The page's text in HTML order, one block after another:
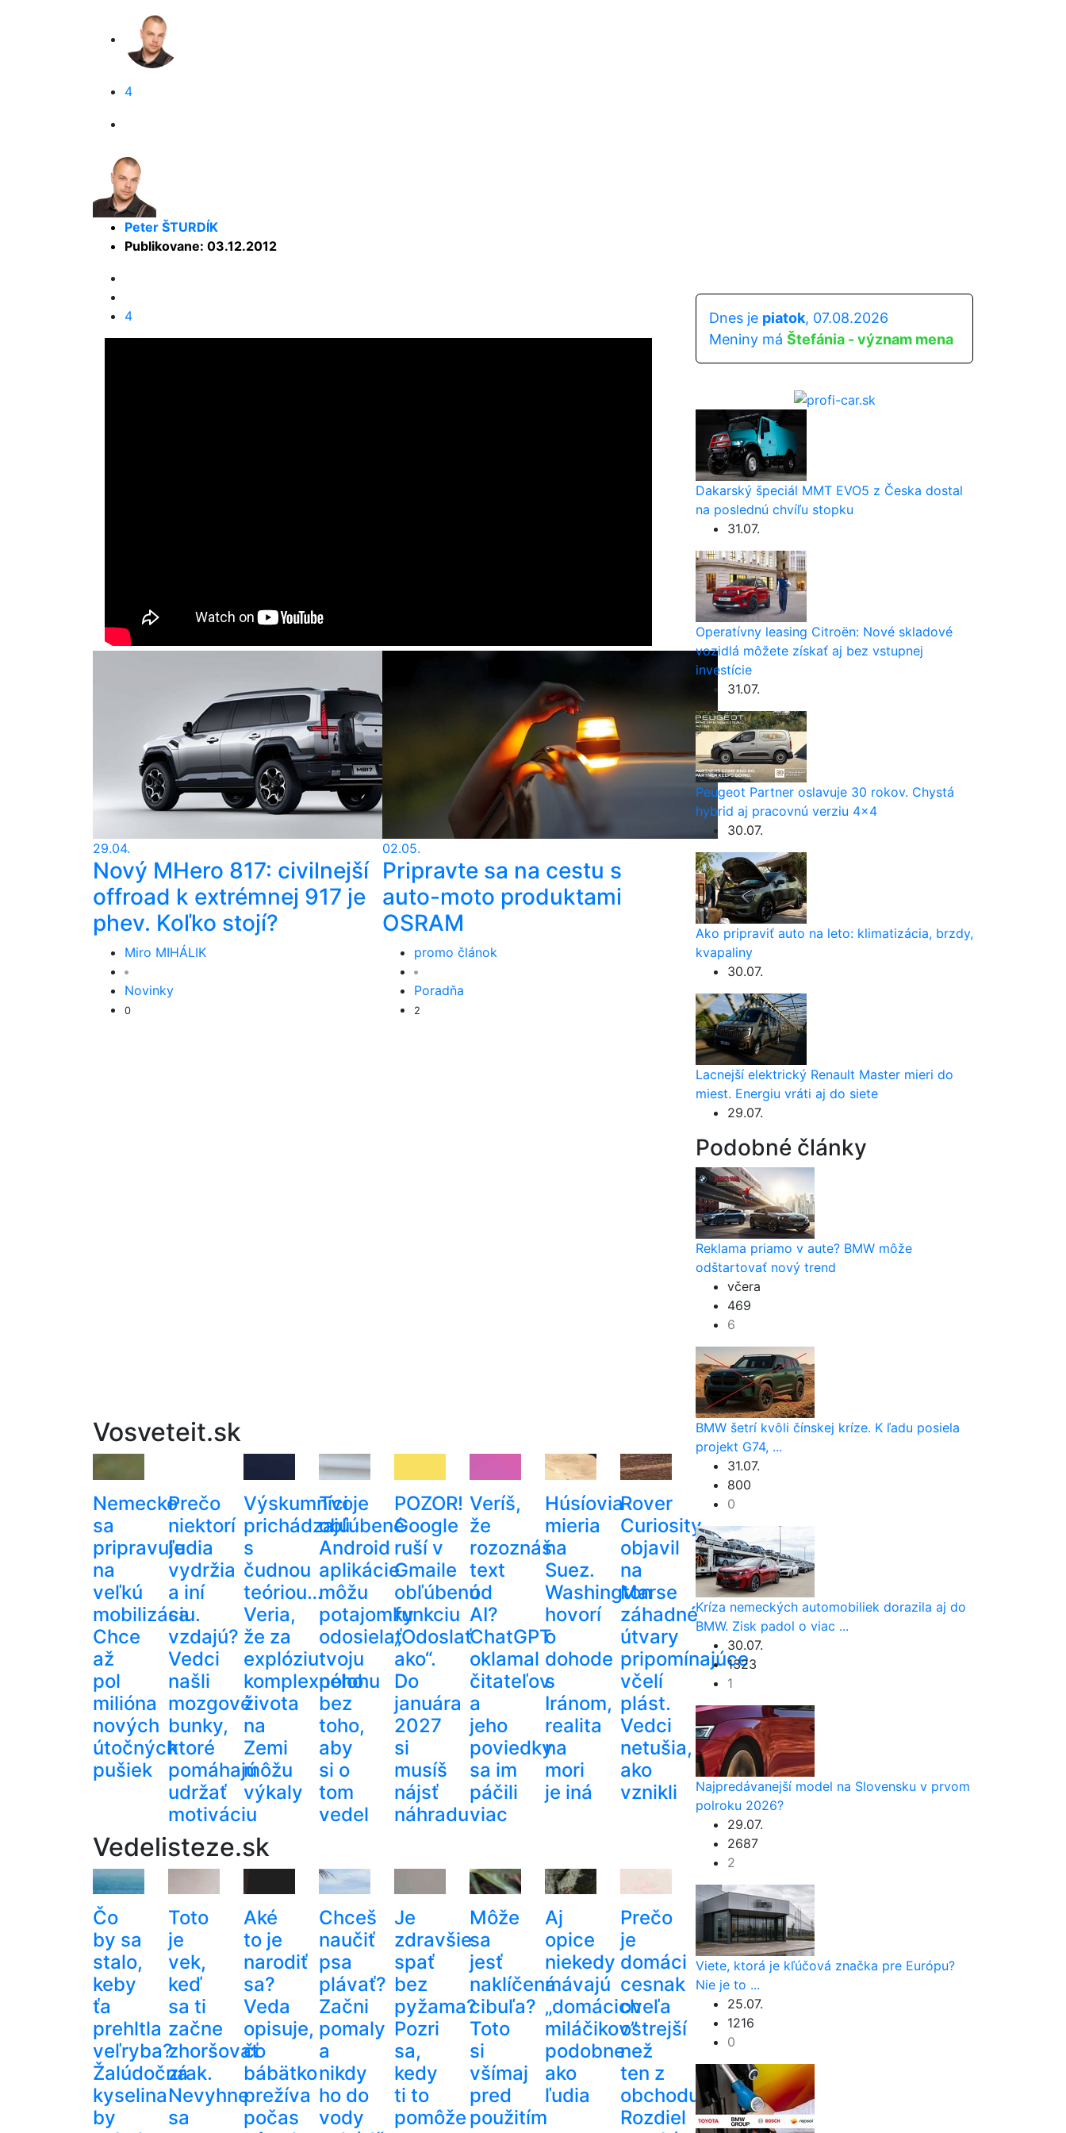
4
Peter ŠTURDÍK
Publikovane: 03.12.2012
4
29.04.
Nový MHero 817: civilnejší
offroad k extrémnej 917 je
phev. Koľko stojí?
Miro MIHÁLIK
Novinky
0
02.05.
Pripravte sa na cestu s
auto-moto produktami
OSRAM
promo článok
Poradňa
2
Vosveteit.sk
Nemecko
sa
pripravuje
na
veľkú
mobilizáciu.
Chce
až
pol
milióna
nových
útočných
pušiek
Prečo
niektorí
ľudia
vydržia
a iní
sa
vzdajú?
Vedci
našli
mozgové
bunky,
ktoré
pomáhajú
udržať
motiváciu
Výskumníci
prichádzajú
s
čudnou
teóriou…
Veria,
že za
explóziu
komplexného
života
na
Zemi
môžu
výkaly
Tvoje
obľúbené
Android
aplikácie
môžu
potajomky
odosielať
tvoju
polohu
bez
toho,
aby
si o
tom
vedel
POZOR!
Google
ruší v
Gmaile
obľúbenú
funkciu
„Odoslať
ako“.
Do
januára
2027
si
musíš
nájsť
náhradu
Veríš,
že
rozoznáš
text
od
AI?
ChatGPT
oklamal
čitateľov
a
jeho
poviedky
sa im
páčili
viac
Húsíovia
mieria
na
Suez.
Washington
hovorí
o
dohode
s
Iránom,
realita
na
mori
je iná
Rover
Curiosity
objavil
na
Marse
záhadné
útvary
pripomínajúce
včelí
plást.
Vedci
netušia,
ako
vznikli
Vedelisteze.sk
Čo
by sa
stalo,
keby
ťa
prehltla
veľryba?
Žalúdočná
kyselina
by
Toto
je
vek,
keď
sa ti
začne
zhoršovať
zrak.
Nevyhne
sa
Aké
to je
narodiť
sa?
Veda
opisuje,
čo
bábätko
prežíva
počas
Chceš
naučiť
psa
plávať?
Začni
pomaly
a
nikdy
ho do
vody
Je
zdravšie
spať
bez
pyžama?
Pozri
sa,
kedy
ti to
pomôže
Môže
sa
jesť
naklíčená
cibuľa?
Toto
si
všímaj
pred
použitím
Aj
opice
niekedy
mávajú
„domácich
miláčikov”
podobne
ako
ľudia
Prečo
je
domáci
cesnak
oveľa
ostrejší
než
ten z
obchodu?
Rozdiel
Dnes je piatok, 07.08.2026
Meniny má Štefánia - význam mena
Dakarský špeciál MMT EVO5 z Česka dostal
na poslednú chvíľu stopku
31.07.
Operatívny leasing Citroën: Nové skladové
vozidlá môžete získať aj bez vstupnej
investície
31.07.
Peugeot Partner oslavuje 30 rokov. Chystá
hybrid aj pracovnú verziu 4×4
30.07.
Ako pripraviť auto na leto: klimatizácia, brzdy,
kvapaliny
30.07.
Lacnejší elektrický Renault Master mieri do
miest. Energiu vráti aj do siete
29.07.
Podobné články
Reklama priamo v aute? BMW môže
odštartovať nový trend
včera
469
6
BMW šetrí kvôli čínskej kríze. K ľadu posiela
projekt G74, ...
31.07.
800
0
Kríza nemeckých automobiliek dorazila aj do
BMW. Zisk padol o viac ...
30.07.
1323
1
Najpredávanejší model na Slovensku v prvom
polroku 2026?
29.07.
2687
2
Viete, ktorá je kľúčová značka pre Európu?
Nie je to ...
25.07.
1216
0